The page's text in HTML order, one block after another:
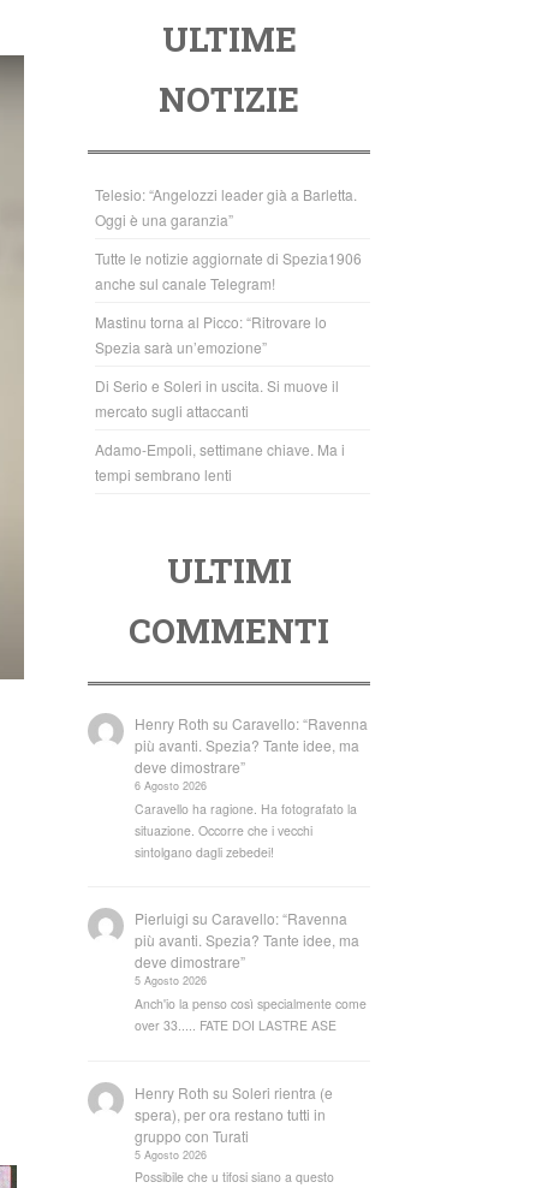
o
o
k
tt
er
at
s
A
p
p
ULTIME
NOTIZIE
Telesio: “Angelozzi leader già a Barletta.
Oggi è una garanzia”
Tutte le notizie aggiornate di Spezia1906
anche sul canale Telegram!
Mastinu torna al Picco: “Ritrovare lo
Spezia sarà un’emozione”
Di Serio e Soleri in uscita. Si muove il
mercato sugli attaccanti
Adamo-Empoli, settimane chiave. Ma i
tempi sembrano lenti
ULTIMI
COMMENTI
Henry Roth suCaravello: “Ravenna
più avanti. Spezia? Tante idee, ma
deve dimostrare”
6 Agosto 2026
Caravello ha ragione. Ha fotografato la
situazione. Occorre che i vecchi
sintolgano dagli zebedei!
Pierluigi suCaravello: “Ravenna
più avanti. Spezia? Tante idee, ma
deve dimostrare”
5 Agosto 2026
Anch'io la penso così specialmente come
over 33..... FATE DOI LASTRE ASE
Henry Roth suSoleri rientra (e
spera), per ora restano tutti in
gruppo con Turati
5 Agosto 2026
Possibile che u tifosi siano a questo